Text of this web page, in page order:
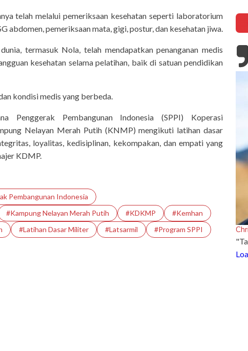
telah melalui pemeriksaan kesehatan seperti laboratorium
abdomen, pemeriksaan mata, gigi, postur, dan kesehatan jiwa.
termasuk Nola, telah mendapatkan penanganan medis
kesehatan selama pelatihan, baik di satuan pendidikan
kondisi medis yang berbeda.
Penggerak Pembangunan Indonesia (SPPI) Koperasi
Nelayan Merah Putih (KNMP) mengikuti latihan dasar
loyalitas, kedisiplinan, kekompakan, dan empati yang
KDMP.
Pembangunan Indonesia
#Kampung Nelayan Merah Putih #KDKMP
#Kemhan
#latihan Dasar Militer #Latsarmil #Program SPPI